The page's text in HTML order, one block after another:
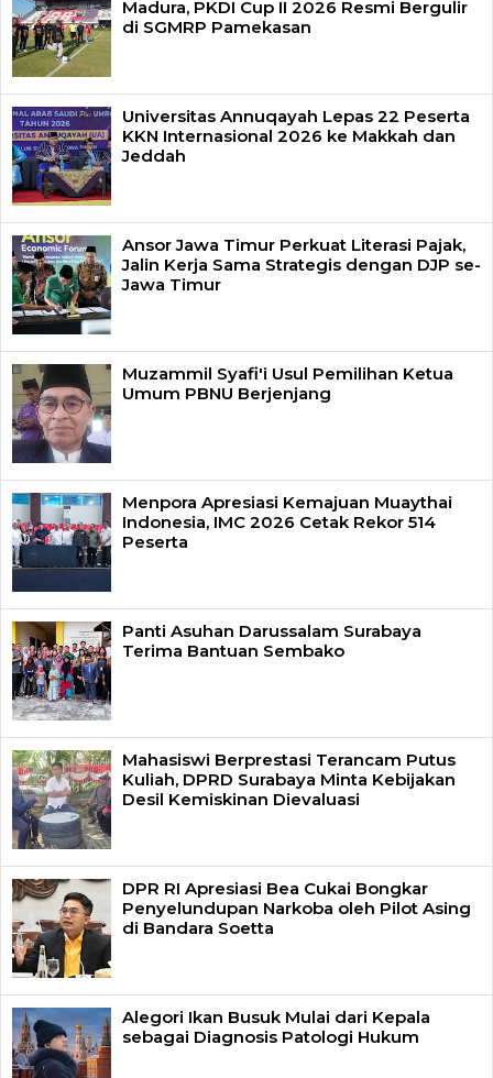
Madura, PKDI Cup II 2026 Resmi Bergulir
di SGMRP Pamekasan
Universitas Annuqayah Lepas 22 Peserta
KKN Internasional 2026 ke Makkah dan
Jeddah
Ansor Jawa Timur Perkuat Literasi Pajak,
Jalin Kerja Sama Strategis dengan DJP se-
Jawa Timur
Muzammil Syafi'i Usul Pemilihan Ketua
Umum PBNU Berjenjang
Menpora Apresiasi Kemajuan Muaythai
Indonesia, IMC 2026 Cetak Rekor 514
Peserta
Panti Asuhan Darussalam Surabaya
Terima Bantuan Sembako
Mahasiswi Berprestasi Terancam Putus
Kuliah, DPRD Surabaya Minta Kebijakan
Desil Kemiskinan Dievaluasi
DPR RI Apresiasi Bea Cukai Bongkar
Penyelundupan Narkoba oleh Pilot Asing
di Bandara Soetta
Alegori Ikan Busuk Mulai dari Kepala
sebagai Diagnosis Patologi Hukum